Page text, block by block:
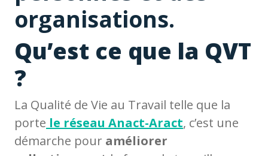
organisations.
Qu’est ce que la QVT
?
La Qualité de Vie au Travail telle que la
porte le réseau Anact-Aract, c’est une
démarche pour améliorer